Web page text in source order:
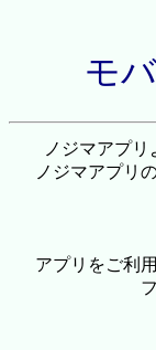
モ
ノジマアプリ
ノジマアプリ
アプリをご利